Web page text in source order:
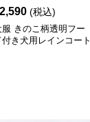
2,590 (税込)
服 きのこ柄透明フー
付き犬用レインコート